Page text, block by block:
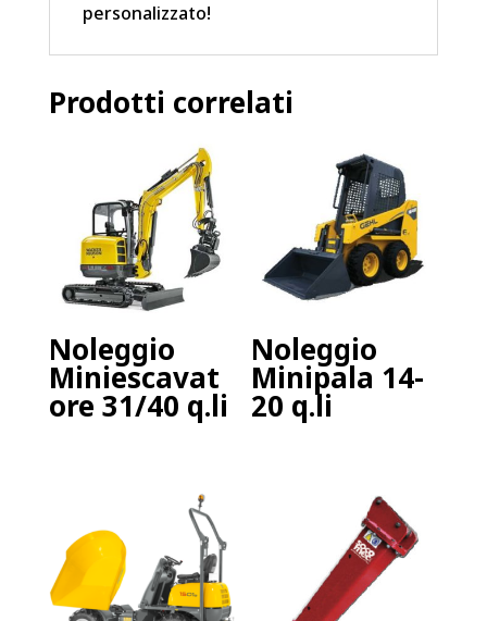
personalizzato!
Prodotti correlati
Noleggio
Miniescavat
ore 31/40 q.li
Noleggio
Minipala 14-
20 q.li